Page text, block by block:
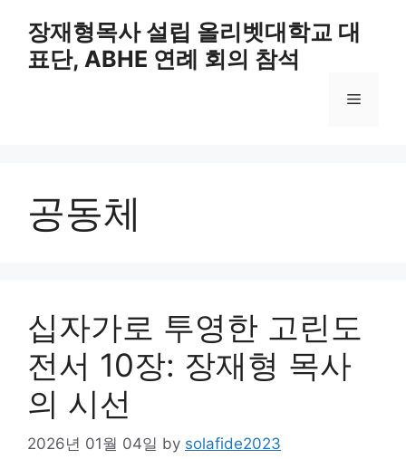
content
장재형목사 설립 올리벳대학교 대
표단, ABHE 연례 회의 참석
Menu
공동체
십자가로 투영한 고린도
전서 10장: 장재형 목사
의 시선
2026년 01월 04일 by solafide2023